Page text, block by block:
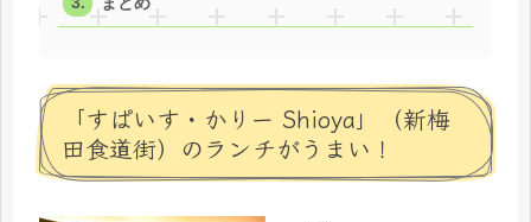
「すぱいす・かりー Shioya」（新梅
田食道街）のランチがうまい！